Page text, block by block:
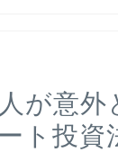
が意
ト投資